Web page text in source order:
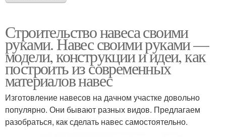
Строительство навеса своими
руками. Навес своими руками —
модели, конструкции и идеи, как
построить из современных
материалов навес
Изготовление навесов на дачном участке довольно
популярно. Они бывают разных видов. Предлагаем
разобраться, как сделать навес самостоятельно.